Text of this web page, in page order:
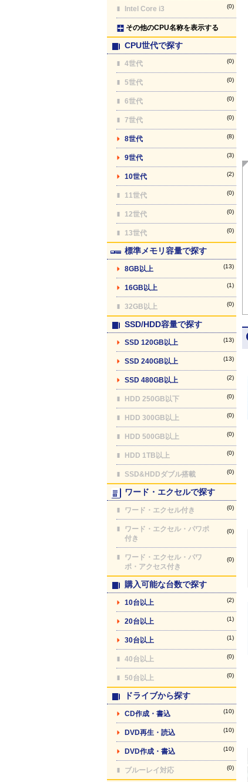
Intel Core i3 (0)
その他のCPU名称を表示する
CPU世代で探す
4世代 (0)
5世代 (0)
6世代 (0)
7世代 (0)
8世代 (8)
9世代 (3)
10世代 (2)
11世代 (0)
12世代 (0)
13世代 (0)
標準メモリ容量で探す
8GB以上 (13)
16GB以上 (1)
32GB以上 (0)
SSD/HDD容量で探す
SSD 120GB以上 (13)
SSD 240GB以上 (13)
SSD 480GB以上 (2)
HDD 250GB以下 (0)
HDD 300GB以上 (0)
HDD 500GB以上 (0)
HDD 1TB以上 (0)
SSD&HDDダブル搭載 (0)
ワード・エクセルで探す
ワード・エクセル付き (0)
ワード・エクセル・パワポ
付き
(0)
ワード・エクセル・パワ
ポ・アクセス付き
(0)
購入可能な台数で探す
10台以上 (2)
20台以上 (1)
30台以上 (1)
40台以上 (0)
50台以上 (0)
ドライブから探す
CD作成・書込 (10)
DVD再生・読込 (10)
DVD作成・書込 (10)
ブルーレイ対応 (0)